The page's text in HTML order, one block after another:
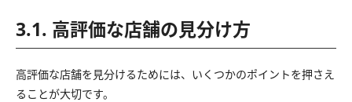
3.1. 高評価な店舗の見分け方
高評価な店舗を見分けるためには、いくつかのポイントを押さえ
ることが大切です。